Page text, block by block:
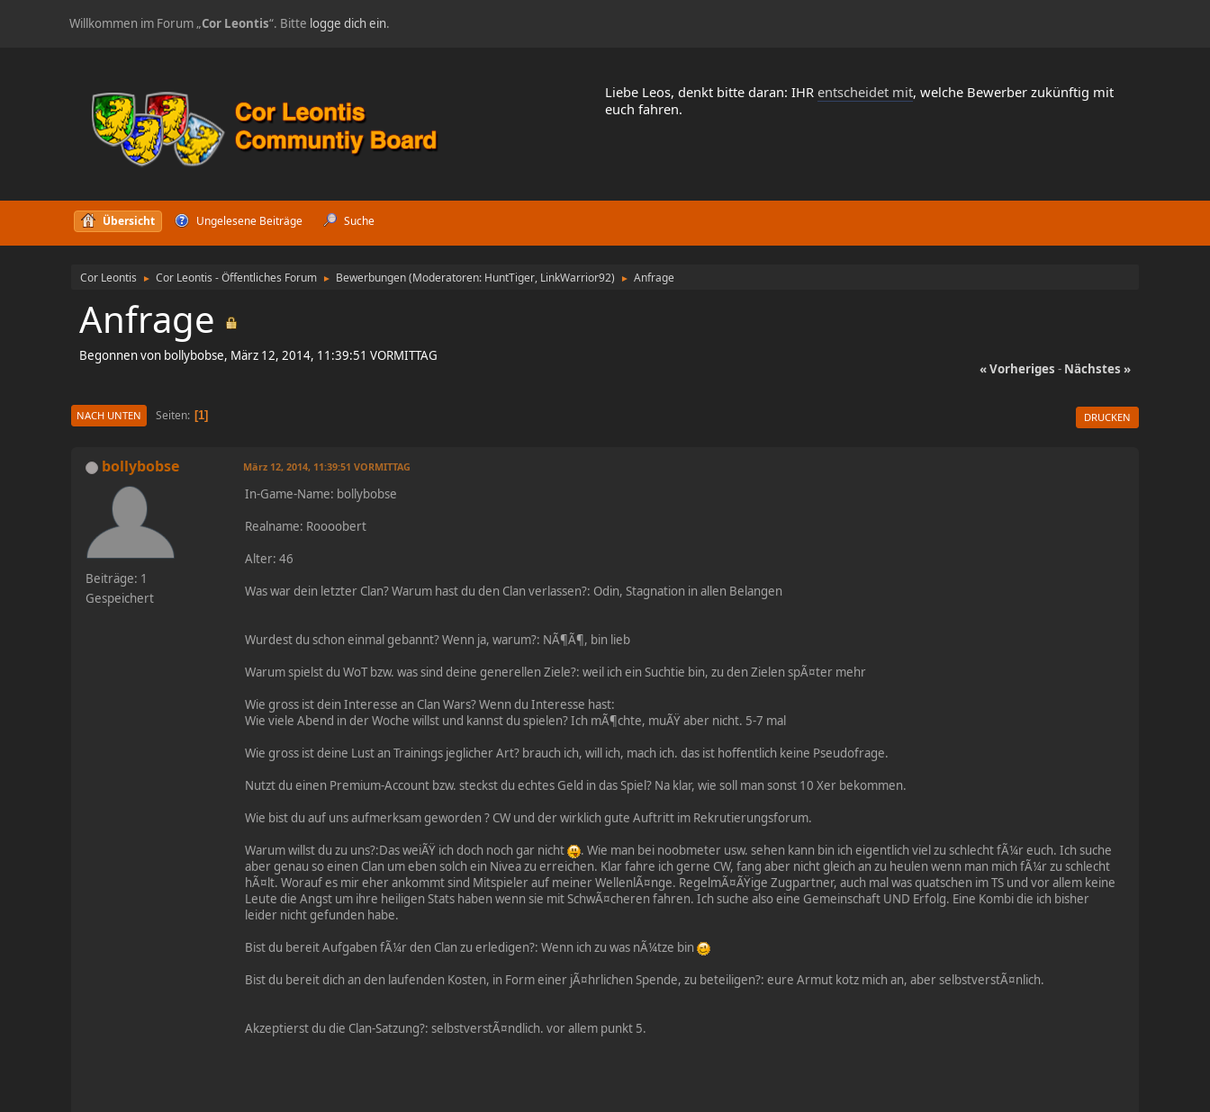
Willkommen im Forum „Cor Leontis“. Bitte logge dich ein.
Liebe Leos, denkt bitte daran: IHR entscheidet mit, welche Bewerber zukünftig mit
euch fahren.
Übersicht Ungelesene Beiträge Suche
Cor Leontis ► Cor Leontis - Öffentliches Forum ► Bewerbungen(Moderatoren: HuntTiger, LinkWarrior92) ► Anfrage
Anfrage
Begonnen von bollybobse, März 12, 2014, 11:39:51 VORMITTAG
« Vorheriges - Nächstes »
DRUCKEN
NACH UNTEN Seiten 1
bollybobse
Beiträge: 1
Gespeichert
März 12, 2014, 11:39:51 VORMITTAG
In-Game-Name: bollybobse
Realname: Roooobert
Alter: 46
Was war dein letzter Clan? Warum hast du den Clan verlassen?: Odin, Stagnation in allen Belangen
Wurdest du schon einmal gebannt? Wenn ja, warum?: NÃ¶Ã¶, bin lieb
Warum spielst du WoT bzw. was sind deine generellen Ziele?: weil ich ein Suchtie bin, zu den Zielen spÃ¤ter mehr
Wie gross ist dein Interesse an Clan Wars? Wenn du Interesse hast:
Wie viele Abend in der Woche willst und kannst du spielen? Ich mÃ¶chte, muÃŸ aber nicht. 5-7 mal
Wie gross ist deine Lust an Trainings jeglicher Art? brauch ich, will ich, mach ich. das ist hoffentlich keine Pseudofrage.
Nutzt du einen Premium-Account bzw. steckst du echtes Geld in das Spiel? Na klar, wie soll man sonst 10 Xer bekommen.
Wie bist du auf uns aufmerksam geworden ? CW und der wirklich gute Auftritt im Rekrutierungsforum.
Warum willst du zu uns?:Das weiÃŸ ich doch noch gar nicht
. Wie man bei noobmeter usw. sehen kann bin ich eigentlich viel zu schlecht fÃ¼r euch. Ich suche
aber genau so einen Clan um eben solch ein Nivea zu erreichen. Klar fahre ich gerne CW, fang aber nicht gleich an zu heulen wenn man mich fÃ¼r zu schlecht
hÃ¤lt. Worauf es mir eher ankommt sind Mitspieler auf meiner WellenlÃ¤nge. RegelmÃ¤ÃŸige Zugpartner, auch mal was quatschen im TS und vor allem keine
Leute die Angst um ihre heiligen Stats haben wenn sie mit SchwÃ¤cheren fahren. Ich suche also eine Gemeinschaft UND Erfolg. Eine Kombi die ich bisher
leider nicht gefunden habe.
Bist du bereit Aufgaben fÃ¼r den Clan zu erledigen?: Wenn ich zu was nÃ¼tze bin
Bist du bereit dich an den laufenden Kosten, in Form einer jÃ¤hrlichen Spende, zu beteiligen?: eure Armut kotz mich an, aber selbstverstÃ¤nlich.
Akzeptierst du die Clan-Satzung?: selbstverstÃ¤ndlich. vor allem punkt 5.